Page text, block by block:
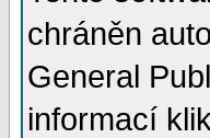
chráněn
General
informací